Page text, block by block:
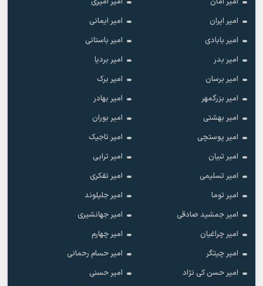
امیر ایران
امیر ایمانی
امیر بابادی
امیر باستانی
امیر بدر
امیر بردیا
امیر برسان
امیر برک
امیر بزرگمهر
امیر بهادر
امیر بهشتی
امیر بوران
امیر پوستچی
امیر تاجیک
امیر تبیان
امیر ترابی
امیر تسلیمی
امیر تفکری
امیر توما
امیر جلیلوند
امیر جمشید صادقی
امیر جهانشیری
امیر چراغیان
امیر چهارم
امیر چیتگر
امیر حسام رحمانی
امیر حسن کی نژاد
امیر حسنی